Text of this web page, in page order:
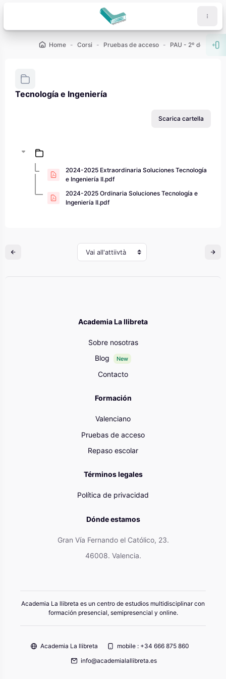
Home Corsi Pruebas de acceso PAU - 2º de
Tecnología e Ingeniería
Scarica cartella
2024-2025 Extraordinaria Soluciones Tecnología
e Ingeniería II.pdf
2024-2025 Ordinaria Soluciones Tecnología e
Ingeniería II.pdf
Vai all'attiivtà
Academia La llibreta
Sobre nosotras
Blog
New
Contacto
Formación
Valenciano
Pruebas de acceso
Repaso escolar
Términos legales
Política de privacidad
Dónde estamos
Gran Vía Fernando el Católico, 23.
46008. Valencia.
Academia La llibreta es un centro de estudios multidisciplinar con
formación presencial, semipresencial y online.
Academia La llibreta
mobile : +34 666 875 860
info@academialallibreta.es